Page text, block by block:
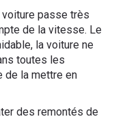
passe très
de la vitesse. Le
la voiture ne
toutes les
de la mettre en
des remontés de